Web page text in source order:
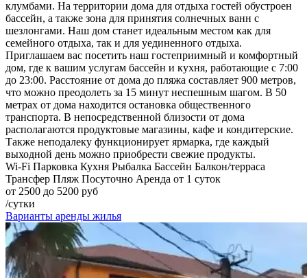
клумбами. На территории дома для отдыха гостей обустроен
бассейн, а также зона для принятия солнечных ванн с
шезлонгами. Наш дом станет идеальным местом как для
семейного отдыха, так и для уединенного отдыха.
Приглашаем вас посетить наш гостеприимный и комфортный
дом, где к вашим услугам бассейн и кухня, работающие с 7:00
до 23:00. Расстояние от дома до пляжа составляет 900 метров,
что можно преодолеть за 15 минут неспешным шагом. В 50
метрах от дома находится остановка общественного
транспорта. В непосредственной близости от дома
располагаются продуктовые магазины, кафе и кондитерские.
Также неподалеку функционирует ярмарка, где каждый
выходной день можно приобрести свежие продукты.
Wi-Fi Парковка Кухня Рыбалка Бассейн Балкон/терраса
Трансфер Пляж Посуточно Аренда от 1 суток
от 2500 до 5200 руб
/сутки
Варианты аренды жилья